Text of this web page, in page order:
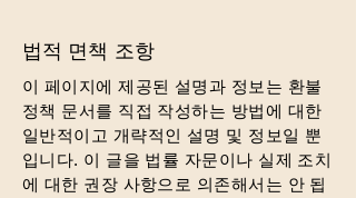
법적 면책 조항
이 페이지에 제공된 설명과 정보는 환불
정책 문서를 직접 작성하는 방법에 대한
일반적이고 개략적인 설명 및 정보일 뿐
입니다. 이 글을 법률 자문이나 실제 조치
에 대한 권장 사항으로 의존해서는 안 됩